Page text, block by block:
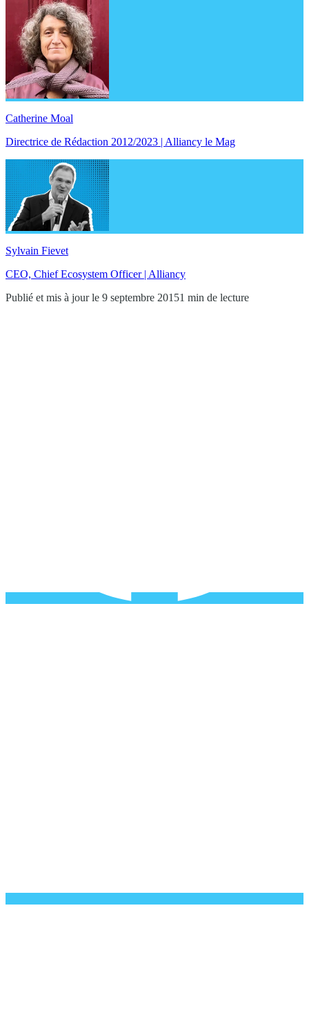
Catherine Moal
Directrice de Rédaction 2012/2023 | Alliancy le Mag
Sylvain Fievet
CEO, Chief Ecosystem Officer | Alliancy
Publié et mis à jour le 9 septembre 20151 min de lecture